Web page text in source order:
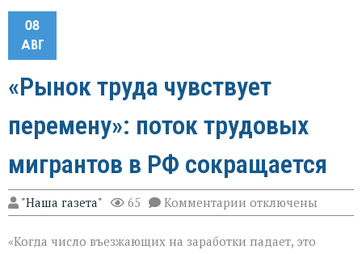
08
АВГ
«Рынок труда чувствует
перемену»: поток трудовых
мигрантов в РФ сокращается
"Наша газета" 65 Комментарии к
записи
труда
отключены
«Когда число въезжающих на заработки падает, это